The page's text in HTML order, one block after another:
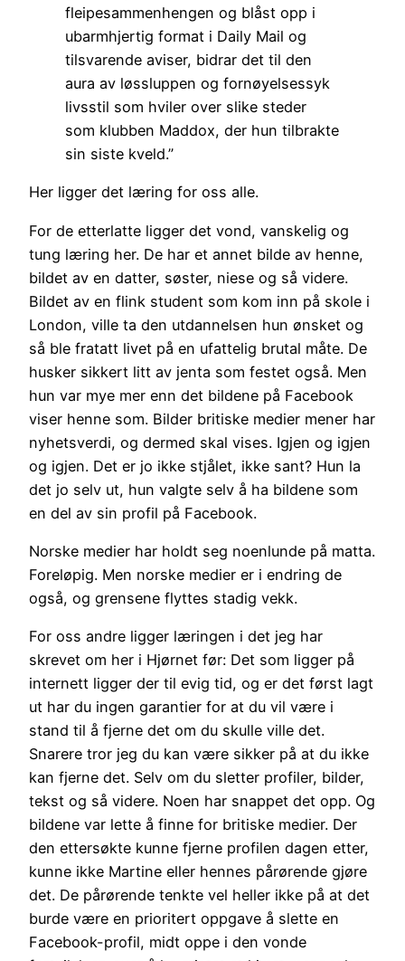
fleipesammenhengen og blåst opp i
ubarmhjertig format i Daily Mail og
tilsvarende aviser, bidrar det til den
aura av løssluppen og fornøyelsessyk
livsstil som hviler over slike steder
som klubben Maddox, der hun tilbrakte
sin siste kveld.”
Her ligger det læring for oss alle.
For de etterlatte ligger det vond, vanskelig og
tung læring her. De har et annet bilde av henne,
bildet av en datter, søster, niese og så videre.
Bildet av en flink student som kom inn på skole i
London, ville ta den utdannelsen hun ønsket og
så ble fratatt livet på en ufattelig brutal måte. De
husker sikkert litt av jenta som festet også. Men
hun var mye mer enn det bildene på Facebook
viser henne som. Bilder britiske medier mener har
nyhetsverdi, og dermed skal vises. Igjen og igjen
og igjen. Det er jo ikke stjålet, ikke sant? Hun la
det jo selv ut, hun valgte selv å ha bildene som
en del av sin profil på Facebook.
Norske medier har holdt seg noenlunde på matta.
Foreløpig. Men norske medier er i endring de
også, og grensene flyttes stadig vekk.
For oss andre ligger læringen i det jeg har
skrevet om her i Hjørnet før: Det som ligger på
internett ligger der til evig tid, og er det først lagt
ut har du ingen garantier for at du vil være i
stand til å fjerne det om du skulle ville det.
Snarere tror jeg du kan være sikker på at du ikke
kan fjerne det. Selv om du sletter profiler, bilder,
tekst og så videre. Noen har snappet det opp. Og
bildene var lette å finne for britiske medier. Der
den ettersøkte kunne fjerne profilen dagen etter,
kunne ikke Martine eller hennes pårørende gjøre
det. De pårørende tenkte vel heller ikke på at det
burde være en prioritert oppgave å slette en
Facebook-profil, midt oppe i den vonde